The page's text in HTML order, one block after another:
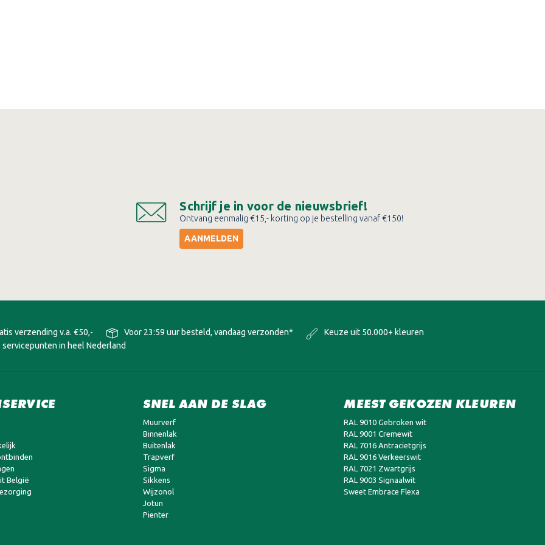
AANBIEDING
volledige Tenco assortiment. Je bestelt de Tenco
waardoor je professionele bescherming voor je
KOPEN BIJ
van onze topservice. Wij leveren direct uit eigen voorraad,
je van:
Schrijf je in voor de nieuwsbrief!
Ontvang eenmalig €15,- korting op je bestelling vanaf €150!
AANMELDEN
verzending v.a. €50,- Voor 23:59 uur besteld, vandaag verzonden*
Keuze uit 50.000+ kleuren
servicepunten in heel Nederland
België
SNEL AAN DE SLAG
Muurverf
Binnenlak
Buitenlak
Trapverf
Sigma
Sikkens
Wijzonol
Jotun
Pienter
MEEST GEKOZEN KLEUREN
RAL 9010 Gebroken wit
RAL 9001 Cremewit
RAL 7016 Antracietgrijs
RAL 9016 Verkeerswit
RAL 7021 Zwartgrijs
RAL 9003 Signaalwit
Sweet Embrace Flexa